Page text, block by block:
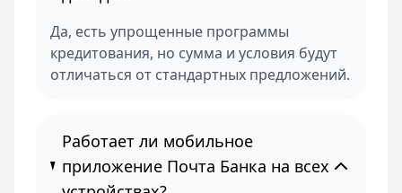
Да, есть упрощенные программы
кредитования, но сумма и условия будут
отличаться от стандартных предложений.
Работает ли мобильное
приложение Почта Банка на всех